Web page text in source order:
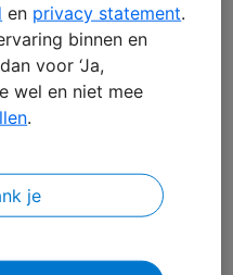
en privacy statement.
binnen en
voor ‘Ja,
wel en niet mee
.
je